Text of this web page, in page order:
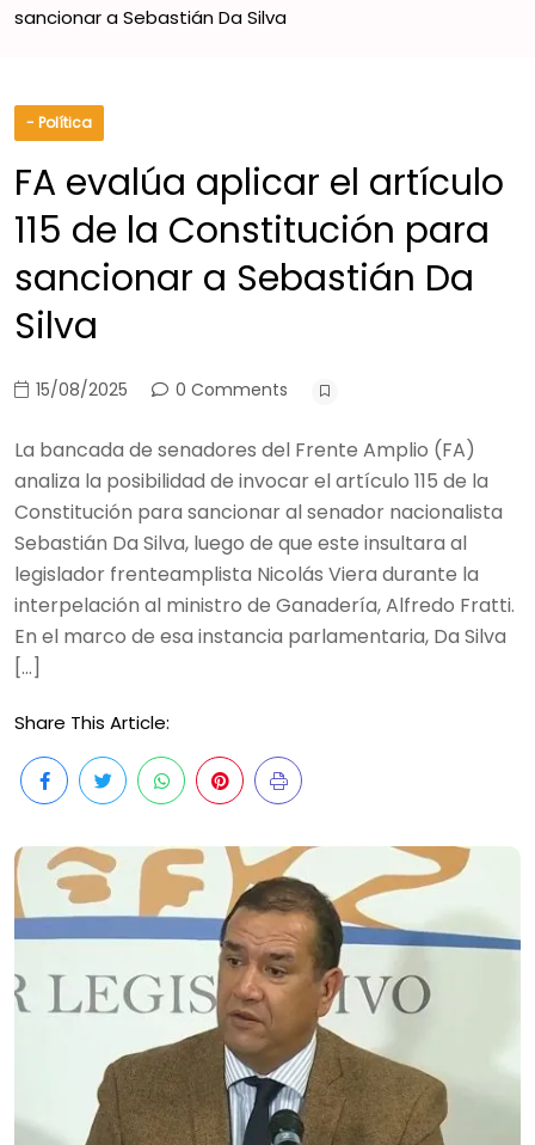
sancionar a Sebastián Da Silva
- Política
FA evalúa aplicar el artículo
115 de la Constitución para
sancionar a Sebastián Da
Silva
15/08/2025 0 Comments
La bancada de senadores del Frente Amplio (FA)
analiza la posibilidad de invocar el artículo 115 de la
Constitución para sancionar al senador nacionalista
Sebastián Da Silva, luego de que este insultara al
legislador frenteamplista Nicolás Viera durante la
interpelación al ministro de Ganadería, Alfredo Fratti.
En el marco de esa instancia parlamentaria, Da Silva
[…]
Share This Article: